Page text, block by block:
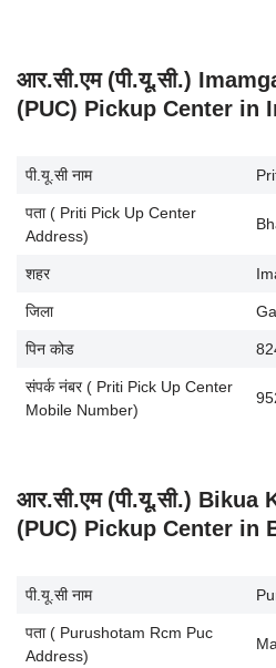
आर.सी.एम (पी.यू.सी.)
(PUC) Pickup Center in
पी.यू.सी नाम
पता ( Priti Pick Up Center
Address)
शहर
जिला
पिन कोड
संपर्क नंबर ( Priti Pick Up Center
Mobile Number)
आर.सी.एम (पी.यू.सी.) Bikua
(PUC) Pickup Center in
पी.यू.सी नाम
पता ( Purushotam Rcm Puc
Address)